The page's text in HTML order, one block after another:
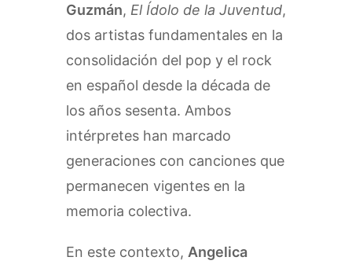
Guzmán, El Ídolo de la Juventud,
dos artistas fundamentales en la
consolidación del pop y el rock
en español desde la década de
los años sesenta. Ambos
intérpretes han marcado
generaciones con canciones que
permanecen vigentes en la
memoria colectiva.
En este contexto, Angelica